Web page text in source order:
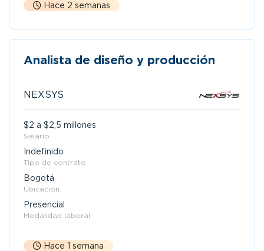
Hace 2 semanas
Analista de diseño y producción
NEXSYS
$2 a $2,5 millones
Salario
Indefinido
Tipo de contrato
Bogotá
Ubicación
Presencial
Modalidad laboral
Hace 1 semana